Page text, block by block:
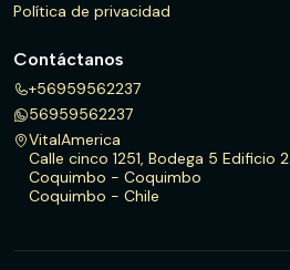
Política de privacidad
Contáctanos
+56959562237
56959562237
VitalAmerica
Calle cinco 1251, Bodega 5 Edificio 2
Coquimbo - Coquimbo
Coquimbo - Chile